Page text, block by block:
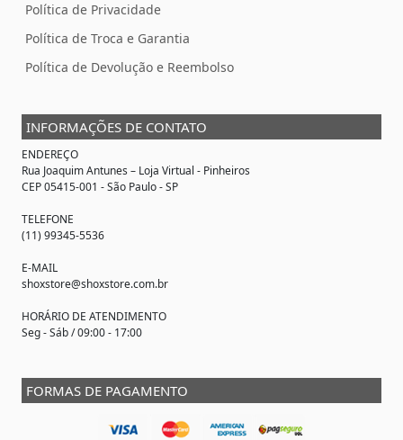
Política de Privacidade
Política de Troca e Garantia
Política de Devolução e Reembolso
INFORMAÇÕES DE CONTATO
ENDEREÇO
Rua Joaquim Antunes – Loja Virtual - Pinheiros
CEP 05415-001 - São Paulo - SP
TELEFONE
(11) 99345-5536
E-MAIL
shoxstore@shoxstore.com.br
HORÁRIO DE ATENDIMENTO
Seg - Sáb / 09:00 - 17:00
FORMAS DE PAGAMENTO